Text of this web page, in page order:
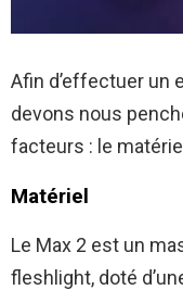
Afin d’effectuer un
devons nous
facteurs : le
Matériel
Le Max 2 est un
fleshlight, doté